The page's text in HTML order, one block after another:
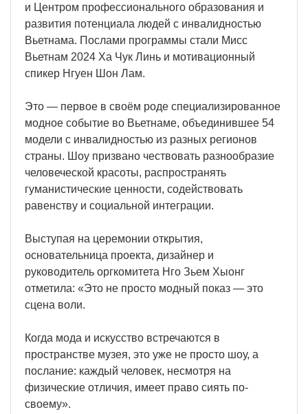
и Центром профессионального образования и
развития потенциала людей с инвалидностью
Вьетнама. Послами программы стали Мисс
Вьетнам 2024 Ха Чук Линь и мотивационный
спикер Нгуен Шон Лам.
Это — первое в своём роде специализированное
модное событие во Вьетнаме, объединившее 54
модели с инвалидностью из разных регионов
страны. Шоу призвано чествовать разнообразие
человеческой красоты, распространять
гуманистические ценности, содействовать
равенству и социальной интеграции.
Выступая на церемонии открытия,
основательница проекта, дизайнер и
руководитель оргкомитета Нго Зьем Хыонг
отметила: «Это не просто модный показ — это
сцена воли.
Когда мода и искусство встречаются в
пространстве музея, это уже не просто шоу, а
послание: каждый человек, несмотря на
физические отличия, имеет право сиять по-
своему».